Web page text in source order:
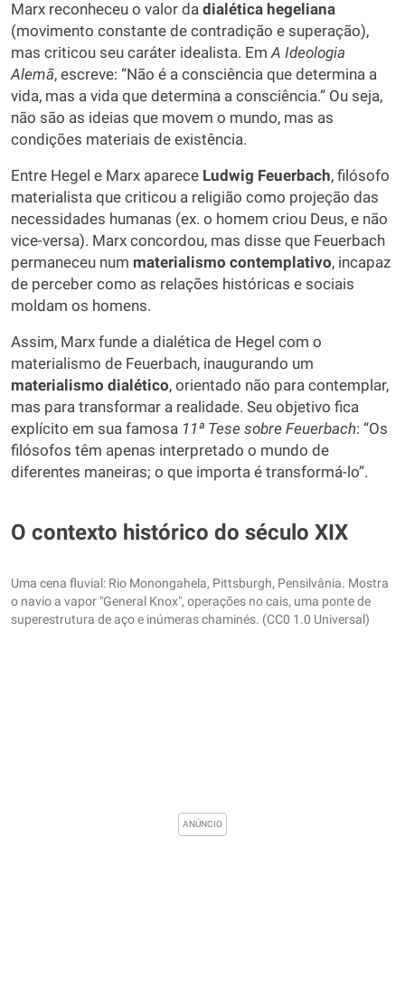
Marx reconheceu o valor da dialética hegeliana
(movimento constante de contradição e superação),
mas criticou seu caráter idealista. EmA Ideologia
Alemã, escreve: “Não é a consciência que determina a
vida, mas a vida que determina a consciência.” Ou seja,
não são as ideias que movem o mundo, mas as
condições materiais de existência.
Entre Hegel e Marx aparece Ludwig Feuerbach, filósofo
materialista que criticou a religião como projeção das
necessidades humanas (ex. o homem criou Deus, e não
vice-versa). Marx concordou, mas disse que Feuerbach
permaneceu num materialismo contemplativo, incapaz
de perceber como as relações históricas e sociais
moldam os homens.
Assim, Marx funde a dialética de Hegel com o
materialismo de Feuerbach, inaugurando um
materialismo dialético, orientado não para contemplar,
mas para transformar a realidade. Seu objetivo fica
explícito em sua famosa 11ª Tese sobre Feuerbach: “Os
filósofos têm apenas interpretado o mundo de
diferentes maneiras; o que importa é transformá-lo”.
O contexto histórico do século XIX
Uma cena fluvial: Rio Monongahela, Pittsburgh, Pensilvânia. Mostra
o navio a vapor "General Knox", operações no cais, uma ponte de
superestrutura de aço e inúmeras chaminés. (CC0 1.0 Universal)